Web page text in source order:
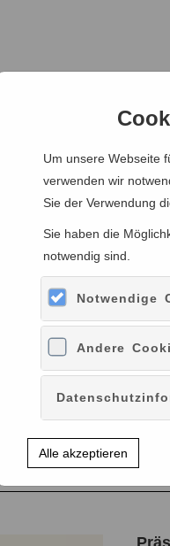
Um unsere Webseite
verwenden wir
Sie der Verwendung
Sie haben die
notwendig sind.
Notwendige
Andere
Alle akzeptieren
Kalender